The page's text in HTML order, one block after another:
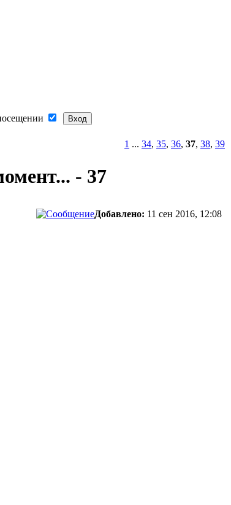
1 ... 34, 35, 36, 37, 38, 39
- 37
Добавлено: 11 сен 2016, 12:08